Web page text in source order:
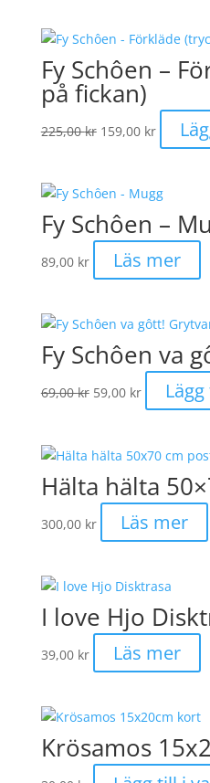
var:
är:
Fy Schôen –
på fickan)
225,00kr Det
ursprungliga
var:
159,00 kr
är:
Fy Schôen –
89,00 kr Läs mer
Fy Schôen va
69,00kr Det
ursprungliga
var:
59,00 kr
nuvarande
är:
Hälta hälta
300,00 kr Läs mer
I love Hjo
39,00 kr Läs mer
Krösamos